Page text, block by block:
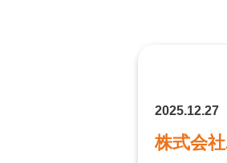
2025.12.27
株式会